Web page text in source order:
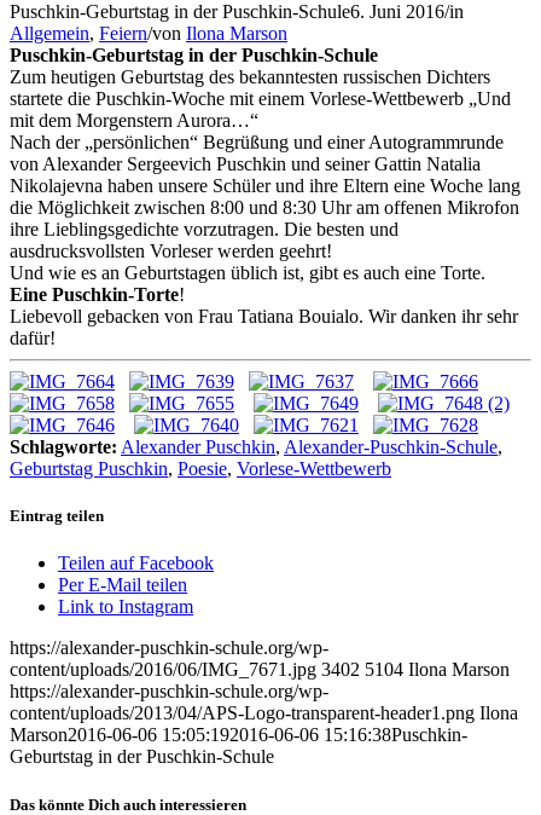
Puschkin-Geburtstag in der Puschkin-Schule6. Juni 2016/in
Allgemein, Feiern/von Ilona Marson
Puschkin-Geburtstag in der Puschkin-Schule
Zum heutigen Geburtstag des bekanntesten russischen Dichters
startete die Puschkin-Woche mit einem Vorlese-Wettbewerb „Und
mit dem Morgenstern Aurora…“
Nach der „persönlichen“ Begrüßung und einer Autogrammrunde
von Alexander Sergeevich Puschkin und seiner Gattin Natalia
Nikolajevna haben unsere Schüler und ihre Eltern eine Woche lang
die Möglichkeit zwischen 8:00 und 8:30 Uhr am offenen Mikrofon
ihre Lieblingsgedichte vorzutragen. Die besten und
ausdrucksvollsten Vorleser werden geehrt!
Und wie es an Geburtstagen üblich ist, gibt es auch eine Torte.
Eine Puschkin-Torte!
Liebevoll gebacken von Frau Tatiana Bouialo. Wir danken ihr sehr
dafür!
Schlagworte: Alexander Puschkin, Alexander-Puschkin-Schule,
Geburtstag Puschkin, Poesie, Vorlese-Wettbewerb
Eintrag teilen
Teilen auf Facebook
Per E-Mail teilen
Link to Instagram
https://alexander-puschkin-schule.org/wp-
content/uploads/2016/06/IMG_7671.jpg 3402 5104 Ilona Marson
https://alexander-puschkin-schule.org/wp-
content/uploads/2013/04/APS-Logo-transparent-header1.png Ilona
Marson2016-06-06 15:05:192016-06-06 15:16:38Puschkin-
Geburtstag in der Puschkin-Schule
Das könnte Dich auch interessieren